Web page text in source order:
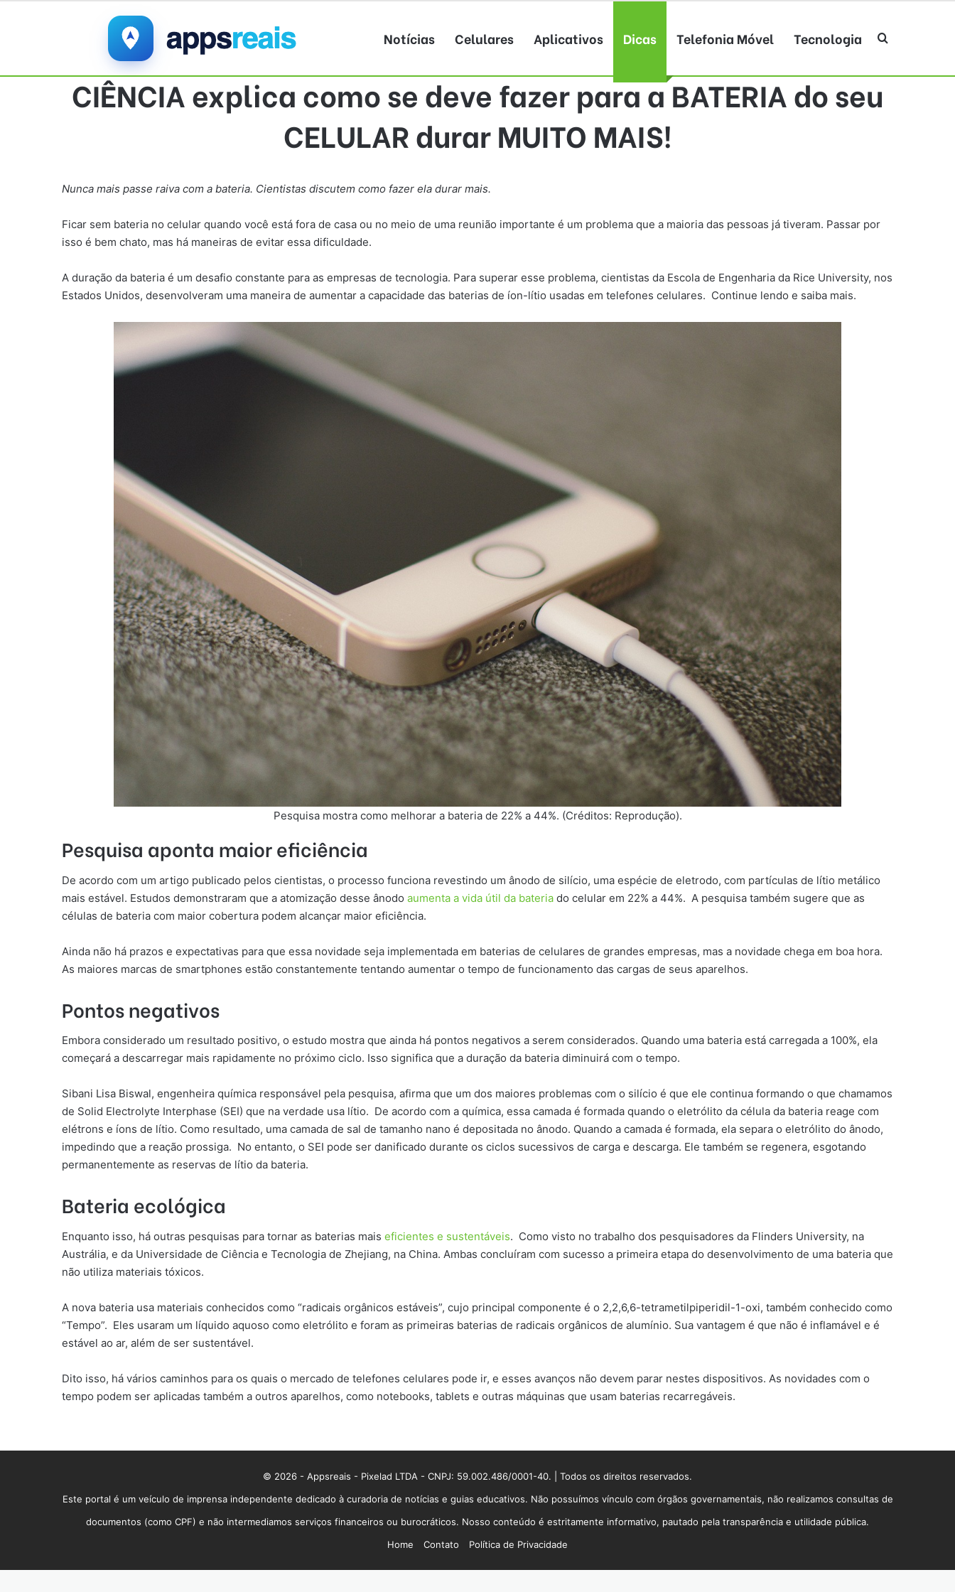
Notícias Celulares Aplicativos Dicas Telefonia Móvel Tecnologia Procurar por
CIÊNCIA explica como se deve fazer para a BATERIA do seu
CELULAR durar MUITO MAIS!
Nunca mais passe raiva com a bateria. Cientistas discutem como fazer ela durar mais.
Ficar sem bateria no celular quando você está fora de casa ou no meio de uma reunião importante é um problema que a maioria das pessoas já tiveram. Passar por
isso é bem chato, mas há maneiras de evitar essa dificuldade.
A duração da bateria é um desafio constante para as empresas de tecnologia. Para superar esse problema, cientistas da Escola de Engenharia da Rice University, nos
Estados Unidos, desenvolveram uma maneira de aumentar a capacidade das baterias de íon-lítio usadas em telefones celulares. Continue lendo e saiba mais.
Pesquisa mostra como melhorar a bateria de 22% a 44%. (Créditos: Reprodução).
Pesquisa aponta maior eficiência
De acordo com um artigo publicado pelos cientistas, o processo funciona revestindo um ânodo de silício, uma espécie de eletrodo, com partículas de lítio metálico
mais estável. Estudos demonstraram que a atomização desse ânodo aumenta a vida útil da bateria do celular em 22% a 44%. A pesquisa também sugere que as
células de bateria com maior cobertura podem alcançar maior eficiência.
Ainda não há prazos e expectativas para que essa novidade seja implementada em baterias de celulares de grandes empresas, mas a novidade chega em boa hora.
As maiores marcas de smartphones estão constantemente tentando aumentar o tempo de funcionamento das cargas de seus aparelhos.
Pontos negativos
Embora considerado um resultado positivo, o estudo mostra que ainda há pontos negativos a serem considerados. Quando uma bateria está carregada a 100%, ela
começará a descarregar mais rapidamente no próximo ciclo. Isso significa que a duração da bateria diminuirá com o tempo.
Sibani Lisa Biswal, engenheira química responsável pela pesquisa, afirma que um dos maiores problemas com o silício é que ele continua formando o que chamamos
de Solid Electrolyte Interphase (SEI) que na verdade usa lítio. De acordo com a química, essa camada é formada quando o eletrólito da célula da bateria reage com
elétrons e íons de lítio. Como resultado, uma camada de sal de tamanho nano é depositada no ânodo. Quando a camada é formada, ela separa o eletrólito do ânodo,
impedindo que a reação prossiga. No entanto, o SEI pode ser danificado durante os ciclos sucessivos de carga e descarga. Ele também se regenera, esgotando
permanentemente as reservas de lítio da bateria.
Bateria ecológica
Enquanto isso, há outras pesquisas para tornar as baterias mais eficientes e sustentáveis. Como visto no trabalho dos pesquisadores da Flinders University, na
Austrália, e da Universidade de Ciência e Tecnologia de Zhejiang, na China. Ambas concluíram com sucesso a primeira etapa do desenvolvimento de uma bateria que
não utiliza materiais tóxicos.
A nova bateria usa materiais conhecidos como “radicais orgânicos estáveis”, cujo principal componente é o 2,2,6,6-tetrametilpiperidil-1-oxi, também conhecido como
“Tempo”. Eles usaram um líquido aquoso como eletrólito e foram as primeiras baterias de radicais orgânicos de alumínio. Sua vantagem é que não é inflamável e é
estável ao ar, além de ser sustentável.
Dito isso, há vários caminhos para os quais o mercado de telefones celulares pode ir, e esses avanços não devem parar nestes dispositivos. As novidades com o
tempo podem ser aplicadas também a outros aparelhos, como notebooks, tablets e outras máquinas que usam baterias recarregáveis.
© 2026 - Appsreais - Pixelad LTDA - CNPJ: 59.002.486/0001-40. | Todos os direitos reservados.
Este portal é um veículo de imprensa independente dedicado à curadoria de notícias e guias educativos. Não possuímos vínculo com órgãos governamentais, não realizamos consultas de
documentos (como CPF) e não intermediamos serviços financeiros ou burocráticos. Nosso conteúdo é estritamente informativo, pautado pela transparência e utilidade pública.
Home
Contato Política de Privacidade